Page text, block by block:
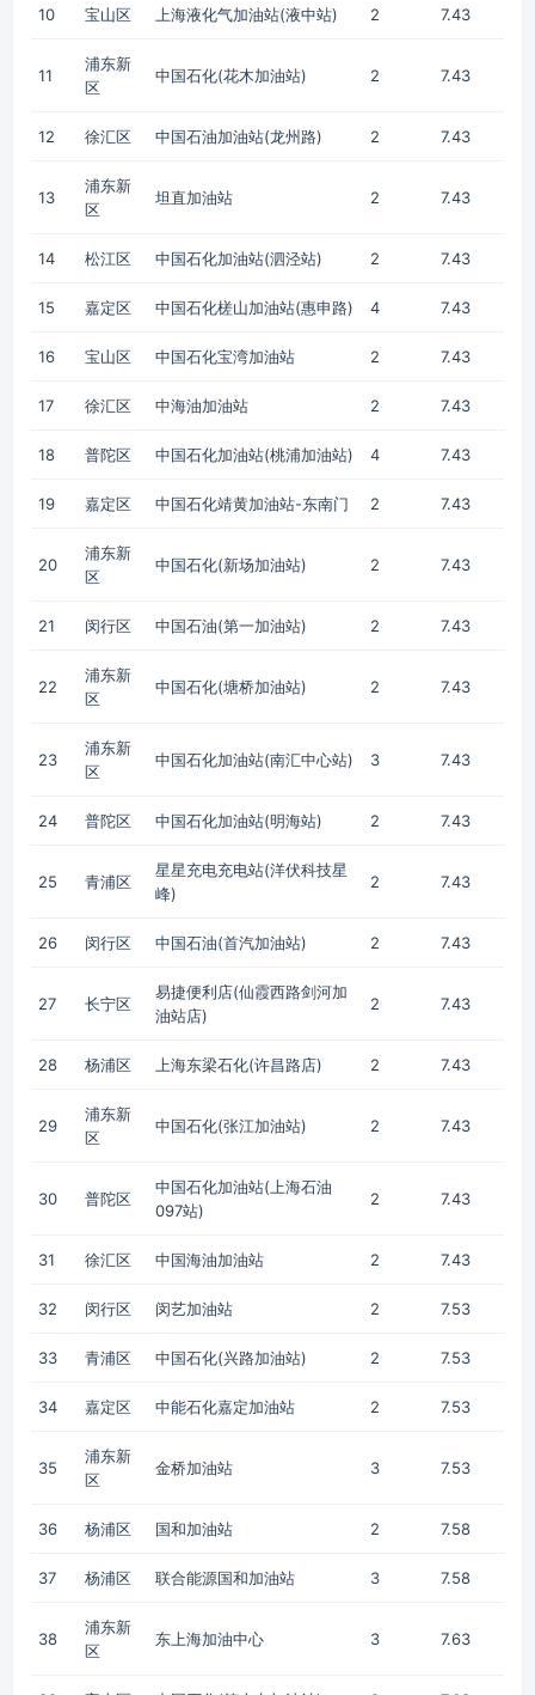
10 宝山区 上海液化气加油站(液中站) 2 7.43
11
浦东新
区
中国石化(花木加油站) 2 7.43
12 徐汇区 中国石油加油站(龙州路) 2 7.43
13
浦东新
区
坦直加油站 2 7.43
14 松江区 中国石化加油站(泗泾站) 2 7.43
15 嘉定区 中国石化槎山加油站(惠申路) 4 7.43
16 宝山区 中国石化宝湾加油站 2 7.43
17 徐汇区 中海油加油站 2 7.43
18 普陀区 中国石化加油站(桃浦加油站) 4 7.43
19 嘉定区 中国石化靖黄加油站-东南门 2 7.43
20
浦东新
区
中国石化(新场加油站) 2 7.43
21 闵行区 中国石油(第一加油站) 2 7.43
22
浦东新
区
中国石化(塘桥加油站) 2 7.43
23
浦东新
区
中国石化加油站(南汇中心站) 3 7.43
24 普陀区 中国石化加油站(明海站) 2 7.43
25 青浦区
星星充电充电站(洋伏科技星
峰)
2 7.43
26 闵行区 中国石油(首汽加油站) 2 7.43
27 长宁区
易捷便利店(仙霞西路剑河加
油站店)
2 7.43
28 杨浦区 上海东梁石化(许昌路店) 2 7.43
29
浦东新
区
中国石化(张江加油站) 2 7.43
30 普陀区
中国石化加油站(上海石油
097站)
2 7.43
31 徐汇区 中国海油加油站 2 7.43
32 闵行区 闵艺加油站 2 7.53
33 青浦区 中国石化(兴路加油站) 2 7.53
34 嘉定区 中能石化嘉定加油站 2 7.53
35
浦东新
区
金桥加油站 3 7.53
36 杨浦区 国和加油站 2 7.58
37 杨浦区 联合能源国和加油站 3 7.58
38
浦东新
区
东上海加油中心 3 7.63